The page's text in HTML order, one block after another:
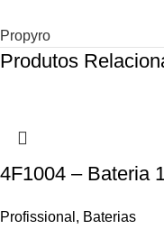
Propyro
Produtos
4F1004 – Bateria
Profissional , Baterias